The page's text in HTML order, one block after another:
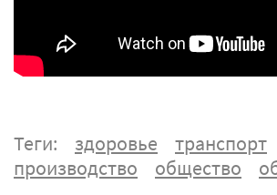
Теги: здоровье
транспорт
производство
общество